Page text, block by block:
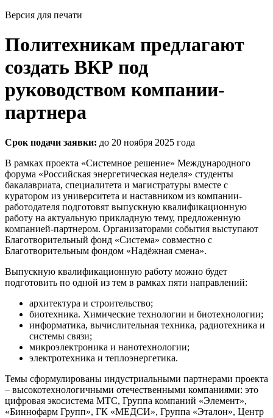
Версия для печати
Политехникам предлагают
создать ВКР под
руководством компании-
партнера
Срок подачи заявки: до 20 ноября 2025 года
В рамках проекта «Системное решение» Международного
форума «Российская энергетическая неделя» студенты
бакалавриата, специалитета и магистратуры вместе с
куратором из университета и наставником из компании-
работодателя подготовят выпускную квалификационную
работу на актуальную прикладную тему, предложенную
компанией-партнером. Организаторами события выступают
Благотворительный фонд «Система» совместно с
Благотворительным фондом «Надёжная смена».
Выпускную квалификационную работу можно будет
подготовить по одной из тем в рамках пяти направлений:
архитектура и строительство;
биотехника. Химические технологии и биотехнологии;
информатика, вычислительная техника, радиотехника и
системы связи;
микроэлектроника и нанотехнологии;
электротехника и теплоэнергетика.
Темы сформулированы индустриальными партнерами проекта
– высокотехнологичными отечественными компаниями: это
цифровая экосистема МТС, Группа компаний «Элемент»,
«Биннофарм Групп», ГК «МЕДСИ», Группа «Эталон», Центр